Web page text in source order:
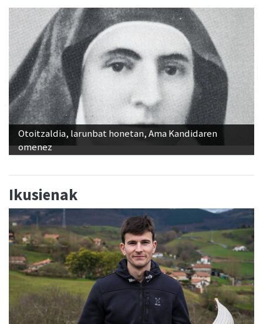
Otoitzaldia, larunbat honetan, Ama Kandidaren
omenez
Ikusienak